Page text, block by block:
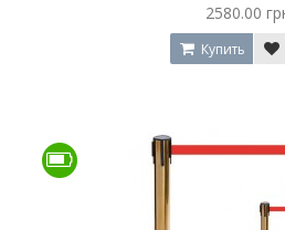
2580.00
Купить